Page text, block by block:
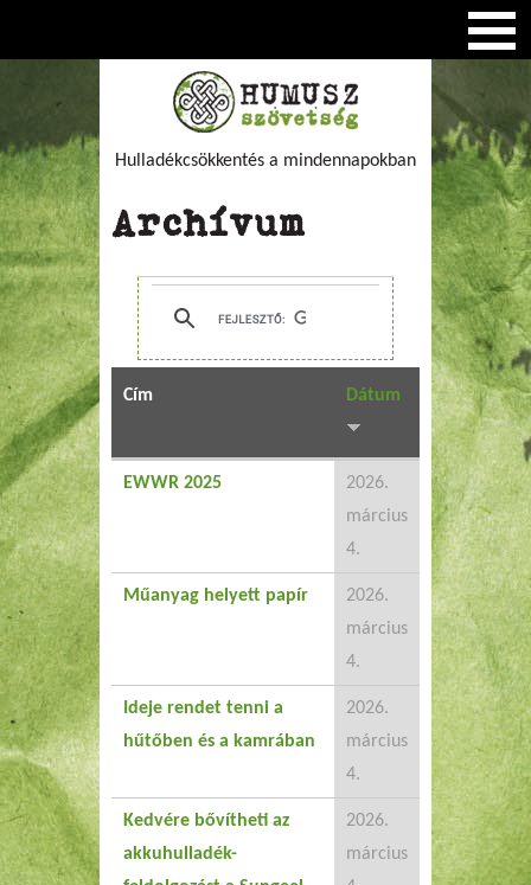
Hulladékcsökkentés a mindennapokban
Archívum
Cím Dátum
EWWR 2025
2026.
március
4.
Műanyag helyett papír
2026.
március
4.
Ideje rendet tenni a
hűtőben és a kamrában
2026.
március
4.
Kedvére bővítheti az
akkuhulladék-
2026.
március